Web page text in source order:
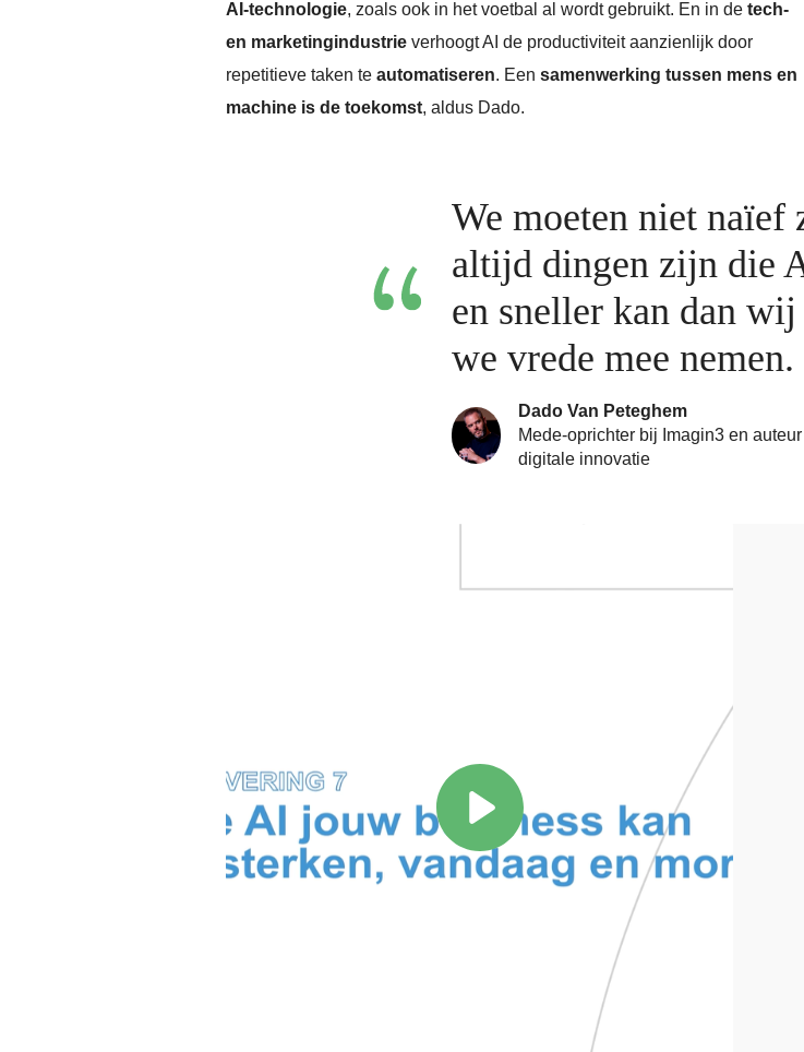
AI-technologie, zoals ook in het voetbal al wordt gebruikt. En in de tech-
en marketingindustrie verhoogt AI de productiviteit aanzienlijk door
repetitieve taken te automatiseren. Een samenwerking tussen mens en
machine is de toekomst, aldus Dado.
We moeten niet naïef
altijd dingen zijn die
en sneller kan dan wij
we vrede mee nemen.
Dado Van Peteghem
Mede-oprichter bij Imagin3 en
digitale innovatie